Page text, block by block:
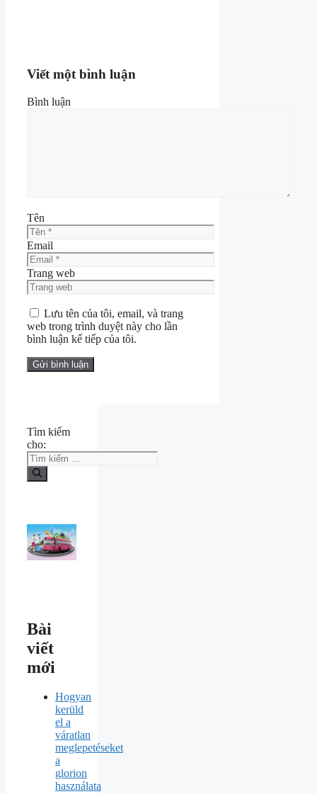
Viết một bình luận
Bình luận
Tên
Email
Trang web
Lưu tên của tôi, email, và trang
web trong trình duyệt này cho lần
bình luận kế tiếp của tôi.
Tìm kiếm
cho:
Bài
viết
mới
Hogyan
kerüld
el a
váratlan
meglepetéseket
a
glorion
használata